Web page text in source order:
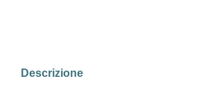
Descrizione